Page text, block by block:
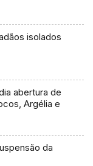
isolados
abertura de
Argélia e
da